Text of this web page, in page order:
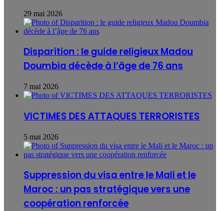
29 mai 2026
Disparition : le guide religieux Madou
Doumbia décède à l’âge de 76 ans
7 mai 2026
VICTIMES DES ATTAQUES TERRORISTES
5 mai 2026
Suppression du visa entre le Mali et le
Maroc : un pas stratégique vers une
coopération renforcée